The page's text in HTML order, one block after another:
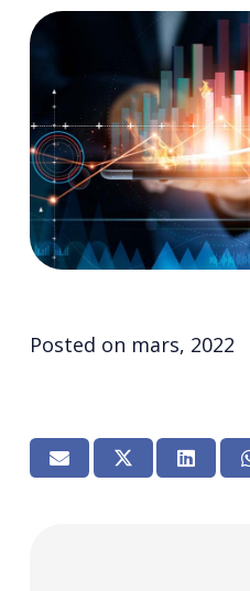
Posted on mars, 2022